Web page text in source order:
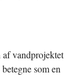
vandprojektet
som en